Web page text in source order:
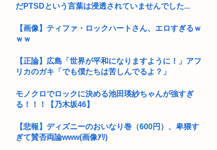
だPTSDという言葉は浸透されていませんでした...
【画像】ティファ・ロックハートさん、エロすぎるｗ
ｗｗ
【正論】広島「世界が平和になりますように！」アフ
リカのガキ「でも僕たちは苦しんでるよ？」
モノクロでロックに決める池田瑛紗ちゃんが強すぎ
る！！！【乃木坂46】
【悲報】ディズニーのおいなり巻（600円）、卑猥す
ぎて賛否両論www(画像ｱﾘ)